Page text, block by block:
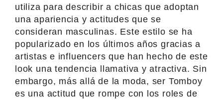
utiliza para describir a chicas que adoptan
una apariencia y actitudes que se
consideran masculinas. Este estilo se ha
popularizado en los últimos años gracias a
artistas e influencers que han hecho de este
look una tendencia llamativa y atractiva. Sin
embargo, más allá de la moda, ser Tomboy
es una actitud que rompe con los roles de